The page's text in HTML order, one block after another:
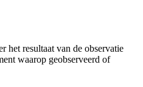
het resultaat van de observatie
waarop geobserveerd of